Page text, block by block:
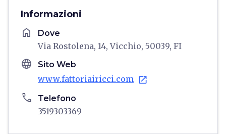
Informazioni
home Dove
Via Rostolena, 14, Vicchio, 50039, FI
language Sito Web
www.fattoriairicci.com open_in_new
phone Telefono
3519303369